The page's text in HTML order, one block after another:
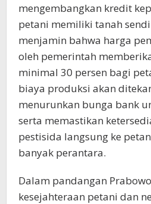
mengembangkan kredit
petani memiliki tanah
menjamin bahwa harga
oleh pemerintah
minimal 30 persen bagi
biaya produksi akan
menurunkan bunga bank
serta memastikan
pestisida langsung ke
banyak perantara.
Dalam pandangan
kesejahteraan petani dan